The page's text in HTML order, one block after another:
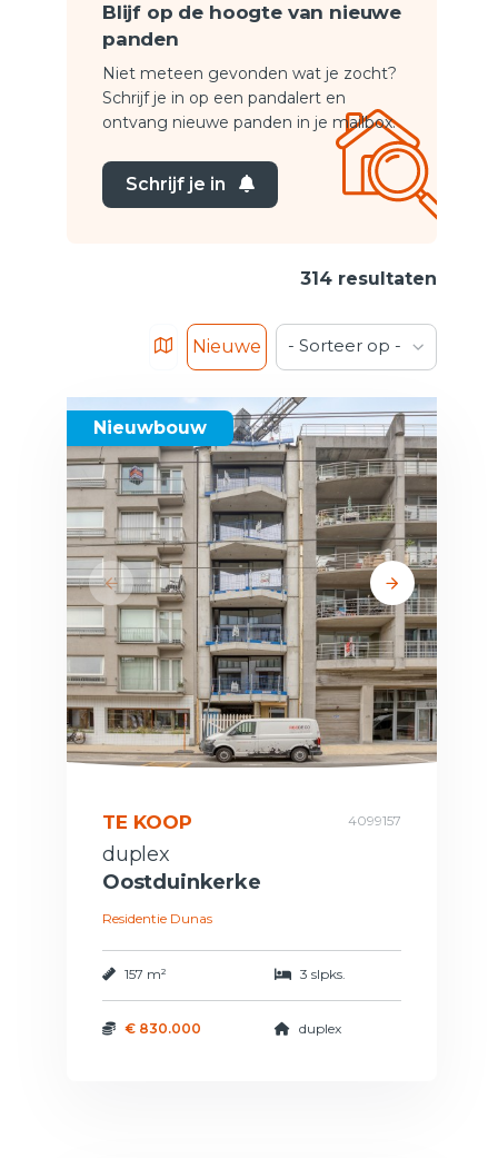
Blijf op de hoogte van nieuwe
panden
Niet meteen gevonden wat je zocht?
Schrijf je in op een pandalert en
ontvang nieuwe panden in je mailbox.
Schrijf je in
314 resultaten
Nieuwe - Sorteer op -
Nieuwbouw
TE KOOP 4099157
duplex
Oostduinkerke
Residentie Dunas
157 m² 3 slpks.
€ 830.000 duplex